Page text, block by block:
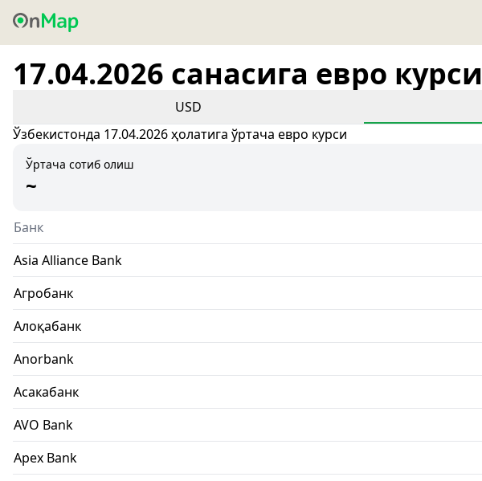
17.04.2026 санасига евро курси
USD
Ўзбекистонда 17.04.2026 ҳолатига ўртача евро курси
Ўртача сотиб олиш
~
Банк
Asia Alliance Bank
Агробанк
Алоқабанк
Anorbank
Асакабанк
AVO Bank
Apex Bank